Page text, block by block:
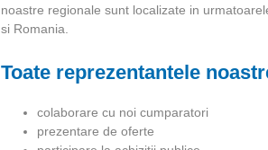
o
m
noastre regionale sunt localizate in
si Romania.
Toate reprezentantele
colaborare cu noi cumparatori
prezentare de oferte